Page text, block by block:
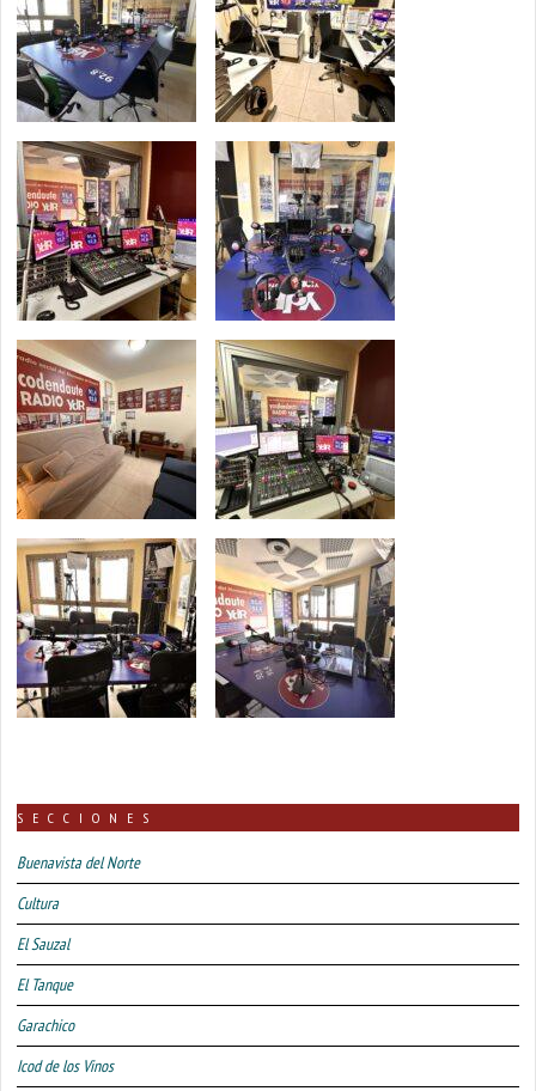
SECCIONES
Buenavista del Norte
Cultura
El Sauzal
El Tanque
Garachico
Icod de los Vinos